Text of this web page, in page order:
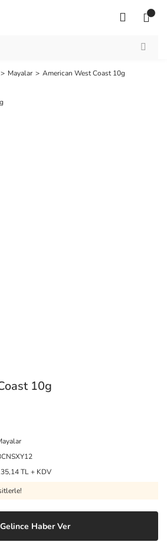
Mayalar American West Coast 10g
10g
TL + KDV
Gelince Haber Ver